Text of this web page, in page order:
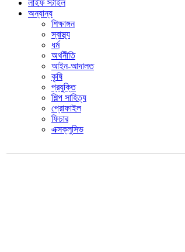
লাইফ স্টাইল
অন্যান্য
শিক্ষাঙ্গন
স্বাস্থ্য
ধর্ম
অর্থনীতি
আইন-আদালত
কৃষি
প্রযুক্তি
শিল্প সাহিত্য
প্রোফাইল
ফিচার
এক্সক্লুসিভ